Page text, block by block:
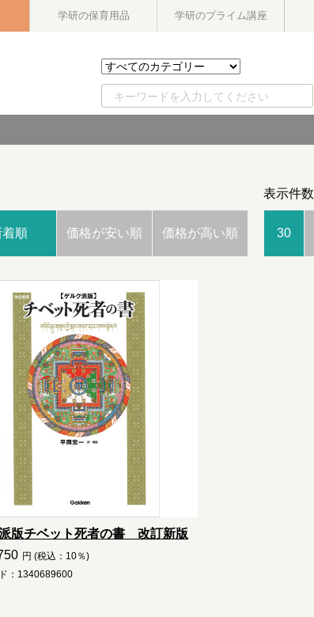
学研の保育用品 学研のプライム講座
着順 価格が安い順 価格が高い順
表示件数
30
版チベット死者の書 改訂新版
円 (税込：10％)
：1340689600